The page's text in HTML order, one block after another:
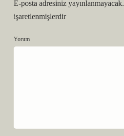
E-posta adresiniz yayınlanmayacak.
işaretlenmişlerdir
Yorum